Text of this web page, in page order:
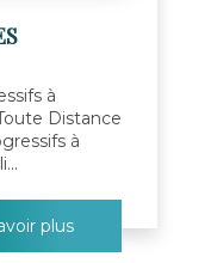
à
Distance
à
plus